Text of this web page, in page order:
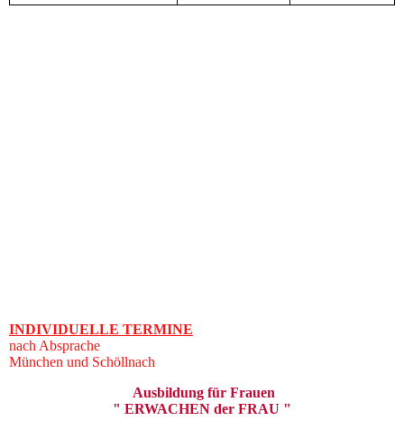
INDIVIDUELLE TERMINE
nach Absprache
München und Schöllnach
Ausbildung für Frauen
" ERWACHEN der FRAU "